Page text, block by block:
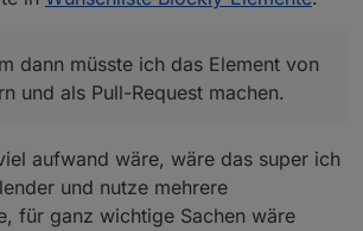
dann müsste ich das Element von
und als Pull-Request machen.
aufwand wäre, wäre das super ich
und nutze mehrere
für ganz wichtige Sachen wäre